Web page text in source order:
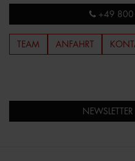
+49
TEAM ANFAHRT